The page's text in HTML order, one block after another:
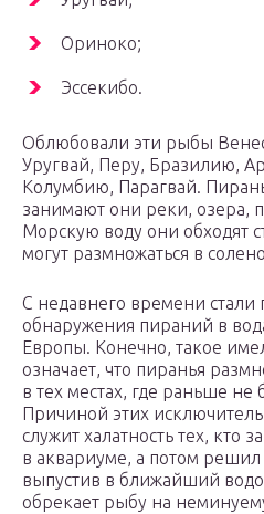
Ориноко;
Эссекибо.
Облюбовали эти рыбы
Уругвай, Перу, Бразилию,
Колумбию, Парагвай.
занимают они реки, озера,
Морскую воду они обходят
могут размножаться в
С недавнего времени стали
обнаружения пираний в
Европы. Конечно, такое
означает, что пиранья
в тех местах, где раньше не
Причиной этих
служит халатность тех, кто
в аквариуме, а потом решил
выпустив в ближайший
обрекает рыбу на